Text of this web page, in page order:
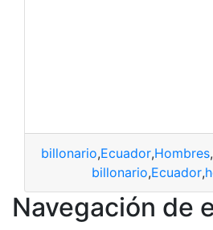
billonario,Ecuador,Hombres,
billonario,Ecuador,
Navegación de